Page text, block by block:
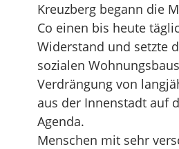
Kreuzberg begann die
Co einen bis heute
Widerstand und setzte
sozialen
Verdrängung von
aus der Innenstadt auf
Agenda.
Menschen mit sehr